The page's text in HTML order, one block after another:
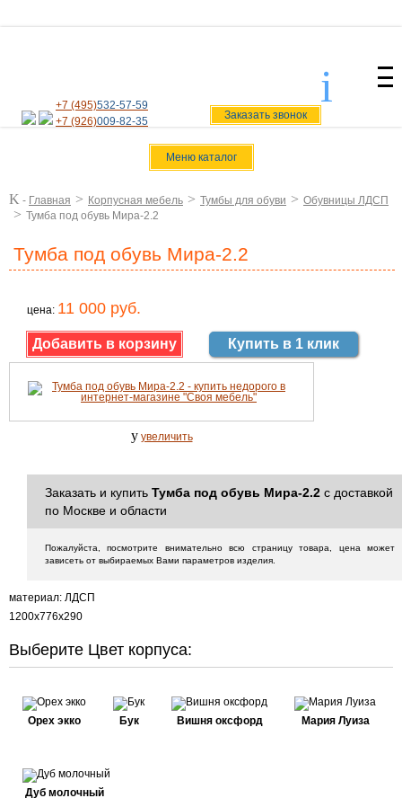
+7 (495)532-57-59
+7 (926)009-82-35 Заказать звонок
i
Меню каталог
K - Главная > Корпусная мебель > Тумбы для обуви > Обувницы ЛДСП
> Тумба под обувь Мира-2.2
Тумба под обувь Мира-2.2
цена: 11 000 руб.
Купить в 1 клик
y увеличить
Заказать и купить Тумба под обувь Мира-2.2 с доставкой
по Москве и области
Пожалуйста, посмотрите внимательно всю страницу товара, цена может
зависеть от выбираемых Вами параметров изделия.
материал: ЛДСП
1200х776х290
Выберите Цвет корпуса:
Орех экко Бук Вишня оксфорд Мария Луиза
Дуб молочный